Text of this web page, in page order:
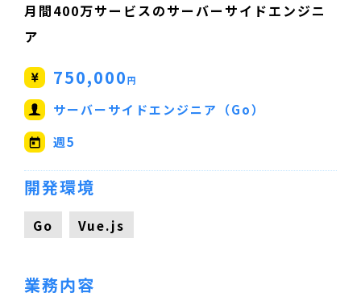
月間400万サービスのサーバーサイドエンジニ
ア
750,000円
サーバーサイドエンジニア（Go）
週5
開発環境
Go Vue.js
業務内容